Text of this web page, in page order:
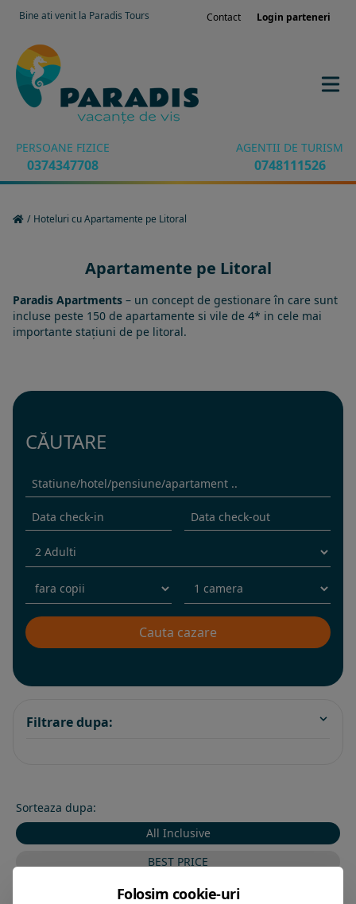
Bine ati venit la Paradis Tours Contact Login parteneri
PERSOANE FIZICE
0374347708
AGENTII DE TURISM
0748111526
/ Hoteluri cu Apartamente pe Litoral
Apartamente pe Litoral
Paradis Apartments – un concept de gestionare în care sunt
incluse peste 150 de apartamente si vile de 4* in cele mai
importante stațiuni de pe litoral.
CĂUTARE
Filtrare dupa:
Sorteaza dupa:
All Inclusive
BEST PRICE
Exclusiv Paradis
Folosim cookie-uri